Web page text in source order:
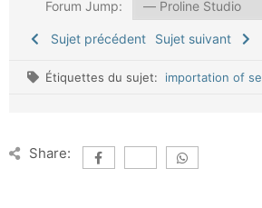
Forum Jump:
Sujet précédent Sujet suivant
Étiquettes du sujet: importation of
Share: